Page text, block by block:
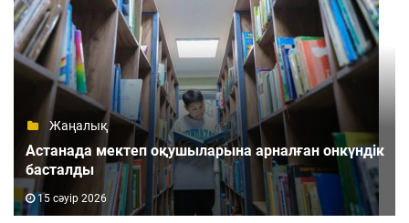
Жаңалық
Астанада мектеп оқушыларына арналған онкүндік
басталды
15 сәуір 2026